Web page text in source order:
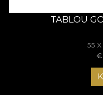
TABLOU
55
€